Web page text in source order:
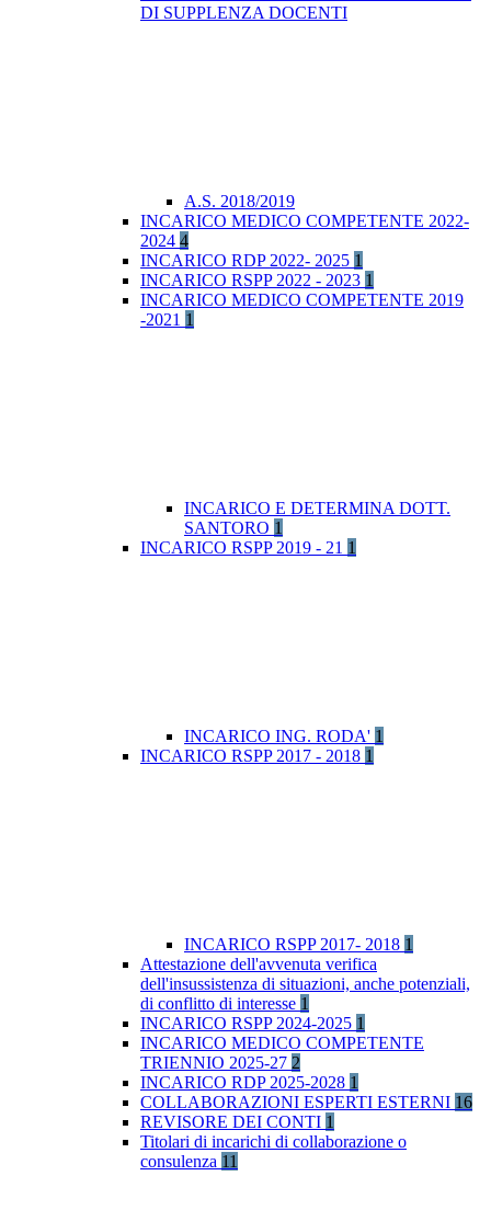
DI SUPPLENZA DOCENTI
A.S. 2018/2019
INCARICO MEDICO COMPETENTE 2022-
2024 4
INCARICO RDP 2022- 2025 1
INCARICO RSPP 2022 - 2023 1
INCARICO MEDICO COMPETENTE 2019
-2021 1
INCARICO E DETERMINA DOTT.
SANTORO 1
INCARICO RSPP 2019 - 21 1
INCARICO ING. RODA' 1
INCARICO RSPP 2017 - 2018 1
INCARICO RSPP 2017- 2018 1
Attestazione dell'avvenuta verifica
dell'insussistenza di situazioni, anche potenziali,
di conflitto di interesse 1
INCARICO RSPP 2024-2025 1
INCARICO MEDICO COMPETENTE
TRIENNIO 2025-27 2
INCARICO RDP 2025-2028 1
COLLABORAZIONI ESPERTI ESTERNI 16
REVISORE DEI CONTI 1
Titolari di incarichi di collaborazione o
consulenza 11